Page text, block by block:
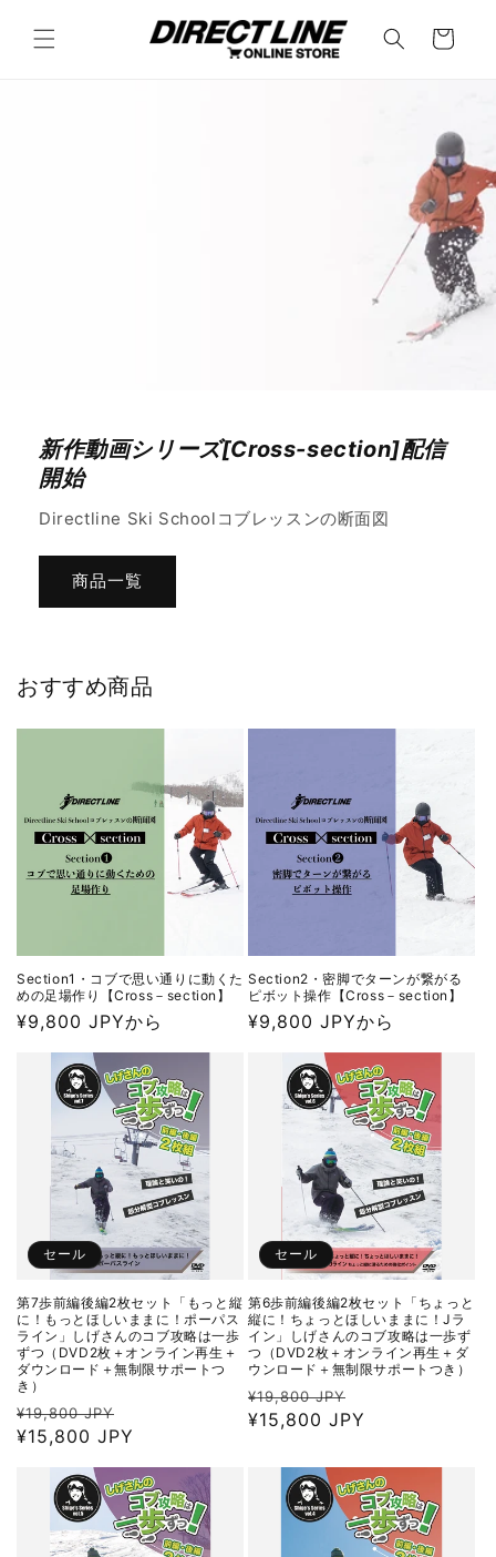
ンツに
進む
ー
新作動画シリーズ[Cross-section]配信
開始
Directline Ski Schoolコブレッスンの断面図
商品一覧
おすすめ商品
Section1・コブで思い通りに動くた
めの足場作り【Cross－section】
通
¥9,800 JPYから
Section2・密脚でターンが繋がる
ピボット操作【Cross－section】
通
¥9,800 JPYから
セール
第7歩前編後編2枚セット「もっと縦
に！もっとほしいままに！ポーパス
ライン」しげさんのコブ攻略は一歩
ずつ（DVD2枚＋オンライン再生＋
ダウンロード＋無制限サポートつ
き）
通
常
¥19,800 JPY
ー
価
格
¥15,800 JPY
セール
第6歩前編後編2枚セット「ちょっと
縦に！ちょっとほしいままに！Jラ
イン」しげさんのコブ攻略は一歩ず
つ（DVD2枚＋オンライン再生＋ダ
ウンロード＋無制限サポートつき）
通
常
¥19,800 JPY
ー
価
格
¥15,800 JPY